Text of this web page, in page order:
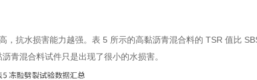
抗水损害能力越强。表 5 所示的高黏沥青混合料的 TSR 值比
青混合料试件只是出现了很小的水损害。